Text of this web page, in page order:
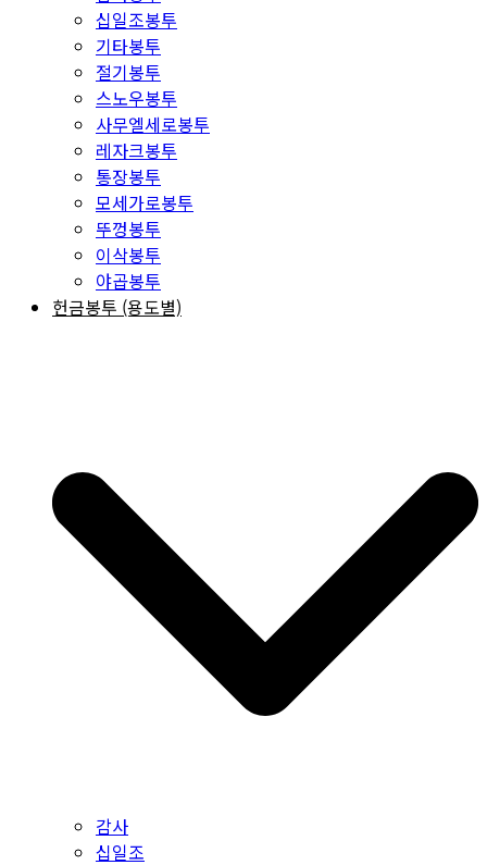
십일조봉투
기타봉투
절기봉투
스노우봉투
사무엘세로봉투
레자크봉투
통장봉투
모세가로봉투
뚜껑봉투
이삭봉투
야곱봉투
헌금봉투 (용도별)
감사
십일조